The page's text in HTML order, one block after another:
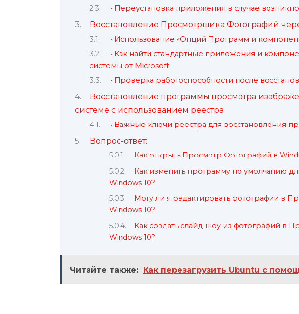
• Переустановка приложения в случае
Восстановление Просмотрщика Фотографий
• Использование «Опций Программ и
• Как найти стандартные приложения и
системы от Microsoft
• Проверка работоспособности после
Восстановление программы просмотра
системе с использованием реестра
• Важные ключи реестра для восстановления
Вопрос-ответ:
Как открыть Просмотр Фотографий в
Как изменить программу по умолчанию
Windows 10?
Могу ли я редактировать фотографии в
Windows 10?
Как создать слайд-шоу из фотографий в
Windows 10?
Читайте также: Как перезагрузить Ubuntu с